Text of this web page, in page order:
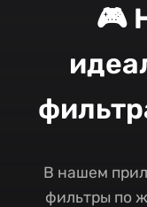
🎮
В нашем
фильтры по